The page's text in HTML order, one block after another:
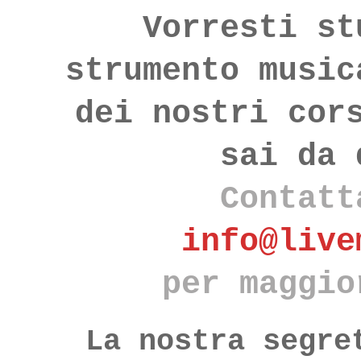
Vorresti
strumento
dei nostri
sai da
per
La nostra